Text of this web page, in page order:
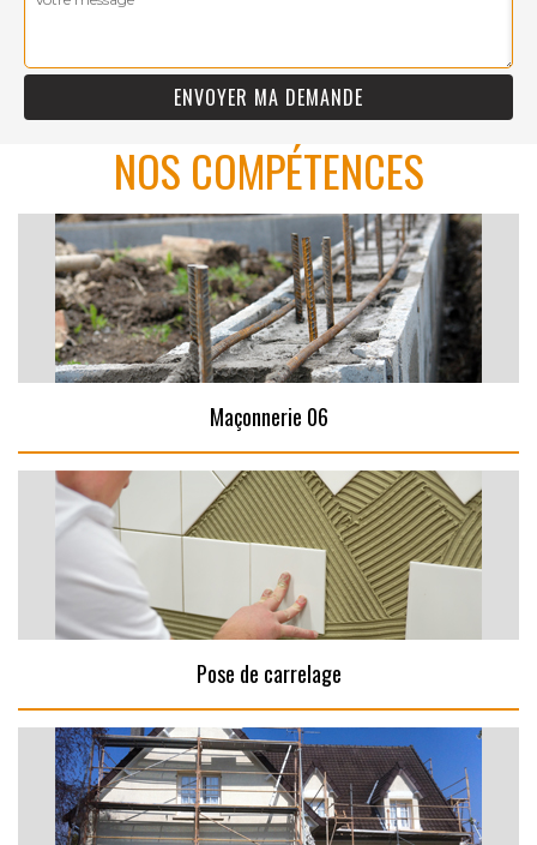
NOS COMPÉTENCES
Maçonnerie 06
Pose de carrelage